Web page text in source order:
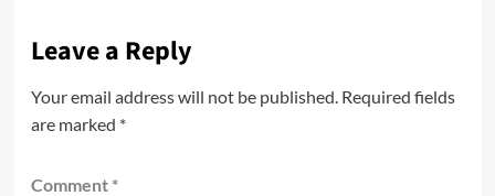
Leave a Reply
Your email address will not be published. Required fields
are marked *
Comment *